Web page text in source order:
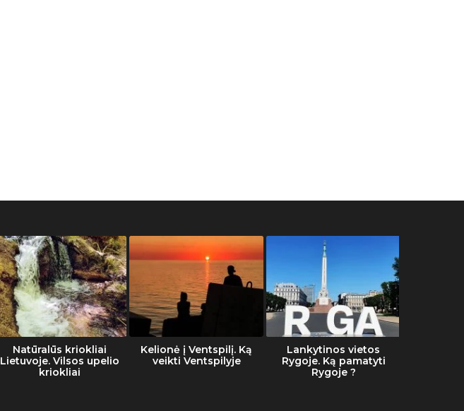
Natūralūs kriokliai
Lietuvoje. Vilsos upelio
kriokliai
Kelionė į Ventspilį. Ką
veikti Ventspilyje
Lankytinos vietos
Rygoje. Ką pamatyti
Rygoje ?